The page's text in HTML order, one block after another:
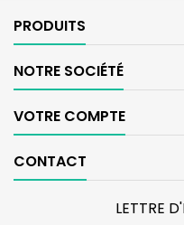
PRODUITS
NOTRE SOCIÉTÉ
VOTRE COMPTE
CONTACT
LETTRE